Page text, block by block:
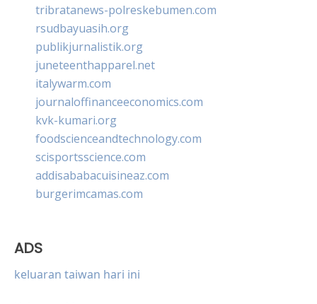
tribratanews-polreskebumen.com
rsudbayuasih.org
publikjurnalistik.org
juneteenthapparel.net
italywarm.com
journaloffinanceeconomics.com
kvk-kumari.org
foodscienceandtechnology.com
scisportsscience.com
addisababacuisineaz.com
burgerimcamas.com
ADS
keluaran taiwan hari ini